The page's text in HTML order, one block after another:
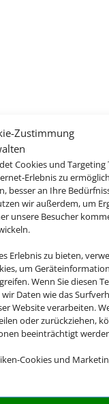
Zustimmung
Cookies und
Erlebnis zu
besser an Ihre
wir außerdem, um
unsere Besucher
Erlebnis zu bieten,
um
Wenn Sie diesen
Daten wie das
Website verarbeiten.
oder zurückziehen,
beeinträchtigt
Cookies und